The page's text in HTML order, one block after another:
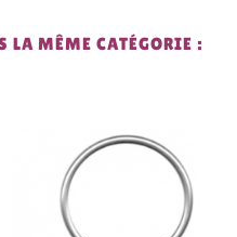
LA MÊME CATÉGORIE :